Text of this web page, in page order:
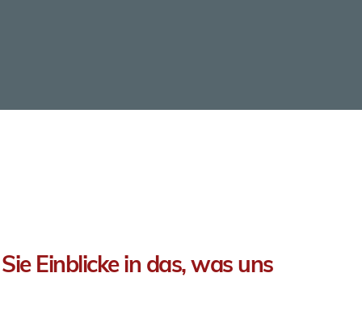
Einblicke in das, was uns